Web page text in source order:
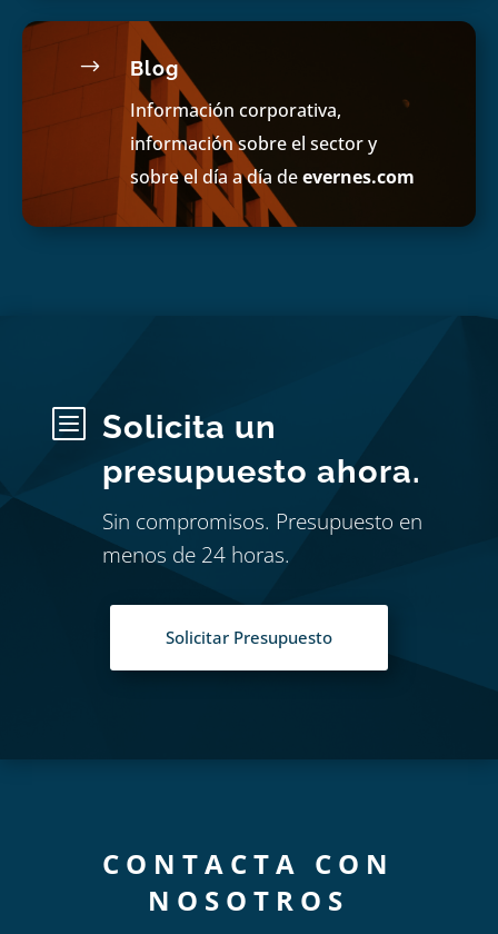
$ Blog
Información corporativa,
información sobre el sector y
sobre el día a día deevernes.com
b
Solicita un
presupuesto ahora.
Sin compromisos. Presupuesto en
menos de 24 horas.
Solicitar Presupuesto
CONTACTA CON
NOSOTROS